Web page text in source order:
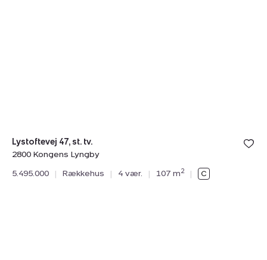
Lystoftevej 47, st. tv.
2800 Kongens Lyngby
5.495.000
| Rækkehus | 4 vær. | 107 m2 |